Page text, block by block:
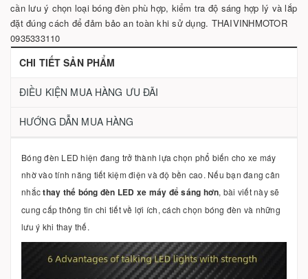
cần lưu ý chọn loại bóng đèn phù hợp, kiểm tra độ sáng hợp lý và lắp
đặt đúng cách để đảm bảo an toàn khi sử dụng. THAIVINHMOTOR
0935333110
CHI TIẾT SẢN PHẨM
ĐIỀU KIỆN MUA HÀNG ƯU ĐÃI
HƯỚNG DẪN MUA HÀNG
Bóng đèn LED hiện đang trở thành lựa chọn phổ biến cho xe máy
nhờ vào tính năng tiết kiệm điện và độ bền cao. Nếu bạn đang cân
nhắcthay thế bóng đèn LED xe máy để sáng hơn, bài viết này sẽ
cung cấp thông tin chi tiết về lợi ích, cách chọn bóng đèn và những
lưu ý khi thay thế.